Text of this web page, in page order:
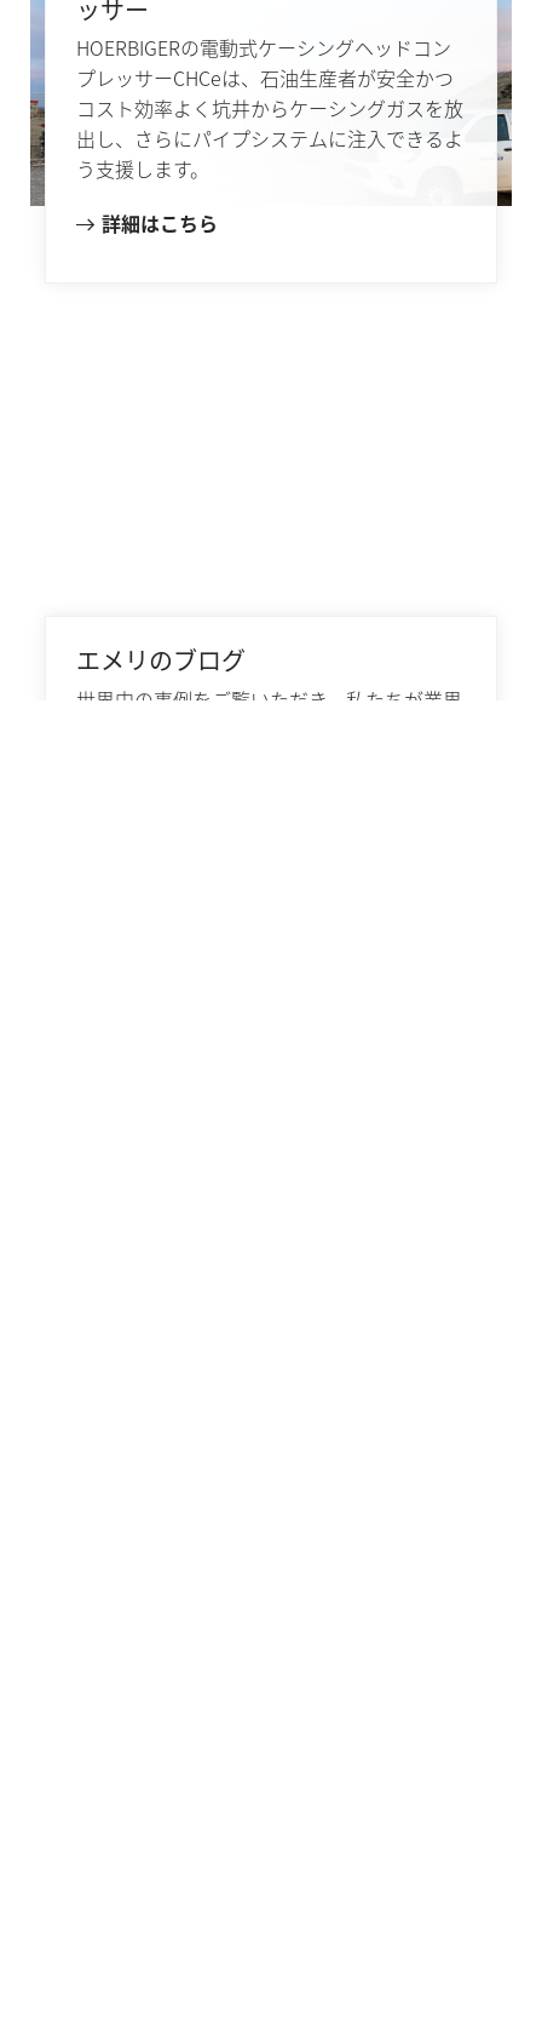
ッサー
HOERBIGERの電動式ケーシングヘッドコン
プレッサーCHCeは、石油生産者が安全かつ
コスト効率よく坑井からケーシングガスを放
出し、さらにパイプシステムに注入できるよ
う支援します。
詳細はこちら
エメリのブログ
世界中の事例をご覧いただき、私たちが業界